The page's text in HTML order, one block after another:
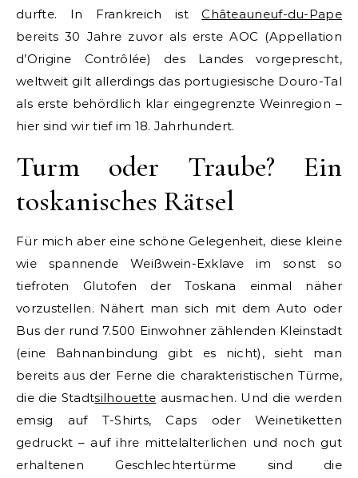
durfte. In Frankreich istChâteauneuf-du-Pape
bereits 30 Jahre zuvor als erste AOC (Appellation
d’Origine Contrôlée) des Landes vorgeprescht,
weltweit gilt allerdings das portugiesische Douro-Tal
als erste behördlich klar eingegrenzte Weinregion –
hier sind wir tief im 18. Jahrhundert.
Turm oder Traube? Ein
toskanisches Rätsel
Für mich aber eine schöne Gelegenheit, diese kleine
wie spannende Weißwein-Exklave im sonst so
tiefroten Glutofen der Toskana einmal näher
vorzustellen. Nähert man sich mit dem Auto oder
Bus der rund 7.500 Einwohner zählenden Kleinstadt
(eine Bahnanbindung gibt es nicht), sieht man
bereits aus der Ferne die charakteristischen Türme,
die die Stadtsilhouette ausmachen. Und die werden
emsig auf T-Shirts, Caps oder Weinetiketten
gedruckt – auf ihre mittelalterlichen und noch gut
erhaltenen Geschlechtertürme sind die